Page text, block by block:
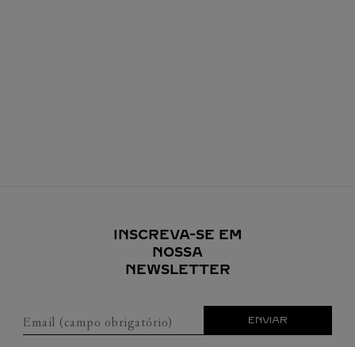
INSCREVA-SE EM
NOSSA
NEWSLETTER
Email (campo obrigatório) ENVIAR